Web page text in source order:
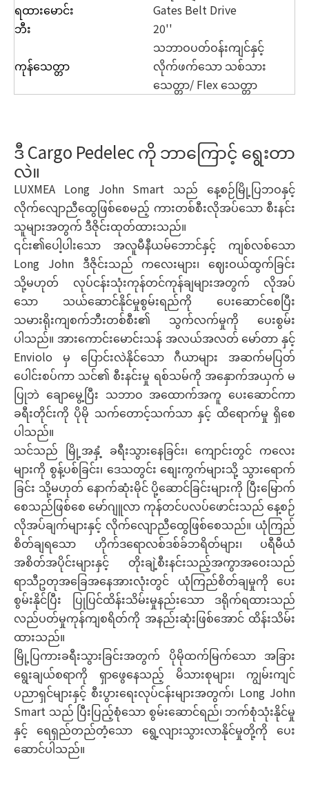
ရထားမောင်း
Gates Belt Drive
ဘီး
20''
ကုန်သေတ္တာ
သဘာဝပတ်ဝန်းကျင်နှင့်
လိုက်ဖက်သော သစ်သား
သေတ္တာ/ Flex သေတ္တာ
ဒီ Cargo Pedelec ကို ဘာကြောင့် ရွေးတာ
လဲ။
LUXMEA Long John Smart သည် နေ့စဉ်မြို့ပြဘဝနှင့်
လိုက်လျောညီထွေဖြစ်စေမည့် ကားတစ်စီးလိုအပ်သော စီးနင်း
သူများအတွက် ဒီဇိုင်းထုတ်ထားသည်။
၎င်း၏ပေါ့ပါးသော အလူမီနီယမ်ဘောင်နှင့် ကျစ်လစ်သော
Long John ဒီဇိုင်းသည် ကလေးများ၊ ဈေးဝယ်ထွက်ခြင်း
သို့မဟုတ် လုပ်ငန်းသုံးကုန်တင်ကုန်ချများအတွက် လိုအပ်
သော သယ်ဆောင်နိုင်မှုစွမ်းရည်ကို ပေးဆောင်စေပြီး
သမားရိုးကျစက်ဘီးတစ်စီး၏ သွက်လက်မှုကို ပေးစွမ်း
ပါသည်။ အားကောင်းမောင်းသန် အလယ်အလတ် မော်တာ နှင့်
Enviolo မှ ပြောင်းလဲနိုင်သော ဂီယာများ အဆက်မပြတ်
ပေါင်းစပ်ကာ သင်၏ စီးနင်းမှု ရစ်သမ်ကို အနှောက်အယှက် မ
ပြုဘဲ ချောမွေ့ပြီး သဘာဝ အထောက်အကူ ပေးဆောင်ကာ
ခရီးတိုင်းကို ပိုမို သက်တောင့်သက်သာ နှင့် ထိရောက်မှု ရှိစေ
ပါသည်။
သင်သည် မြို့အနှံ့ ခရီးသွားနေခြင်း၊ ကျောင်းတွင် ကလေး
များကို စွန့်ပစ်ခြင်း၊ ဒေသတွင်း စျေးကွက်များသို့ သွားရောက်
ခြင်း သို့မဟုတ် နောက်ဆုံးမိုင် ပို့ဆောင်ခြင်းများကို ပြီးမြောက်
စေသည်ဖြစ်စေ မော်ဂျူလာ ကုန်တင်ပလပ်ဖောင်းသည် နေ့စဉ်
လိုအပ်ချက်များနှင့် လိုက်လျောညီထွေဖြစ်စေသည်။ ယုံကြည်
စိတ်ချရသော ဟိုက်ဒရောလစ်ဒစ်ခ်ဘရိတ်များ၊ ပရီမီယံ
အစိတ်အပိုင်းများနှင့် တိုးချဲ့စီးနင်းသည့်အကွာအဝေးသည်
ရာသီဥတုအခြေအနေအားလုံးတွင် ယုံကြည်စိတ်ချမှုကို ပေး
စွမ်းနိုင်ပြီး ပြုပြင်ထိန်းသိမ်းမှုနည်းသော ဒရိုက်ရထားသည်
လည်ပတ်မှုကုန်ကျစရိတ်ကို အနည်းဆုံးဖြစ်အောင် ထိန်းသိမ်း
ထားသည်။
မြို့ပြကားခရီးသွားခြင်းအတွက် ပိုမိုထက်မြက်သော အခြား
ရွေးချယ်စရာကို ရှာဖွေနေသည့် မိသားစုများ၊ ကျွမ်းကျင်
ပညာရှင်များနှင့် စီးပွားရေးလုပ်ငန်းများအတွက်၊ Long John
Smart သည် ပြီးပြည့်စုံသော စွမ်းဆောင်ရည်၊ ဘက်စုံသုံးနိုင်မှု
နှင့် ရေရှည်တည်တံ့သော ရွေ့လျားသွားလာနိုင်မှုတို့ကို ပေး
ဆောင်ပါသည်။